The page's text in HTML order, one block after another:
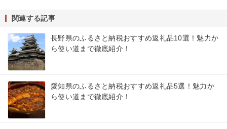
関連する記事
長野県のふるさと納税おすすめ返礼品10選！魅力か
ら使い道まで徹底紹介！
愛知県のふるさと納税おすすめ返礼品5選！魅力か
ら使い道まで徹底紹介！